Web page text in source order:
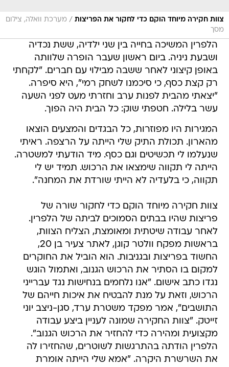
צוות חקירה מיוחד הוקם כדי לחקור את הפריצות / מערכת וואלה, צילום
מסך
הלפרין המשיכה בחייה בין שני ילדיה, ששת נכדיה
ושבעת ניניה. ביום ראשון שעבר הופרה שלוותה
באופן קיצוני לאחר ששבה מבילוי עם חברים. "לקחתי
רק קצת כסף, כי סיכמנו לשחק רמי", היא סיפרה.
"יצאתי מהבית לפנות ערב וחזרתי מעט לפני השעה
עשר בלילה. חטפתי שוק: כל הבית היה הפוך.
המגירות היו מפוזרות, כל הבגדים והמצעים הוצאו
מהארון. תכולת התיק שלי הייתה על הרצפה. ראיתי
שנעלמו לי תכשיטים וגם כסף. מיד הודעתי למשטרה.
הייתה לי תקווה שימצאו את הרכוש. תמיד יש לי
תקווה, כי בלעדיה לא הייתי שורדת את המחנה".
צוות חקירה מיוחד הוקם כדי לחקור שורה של
פריצות שהיו בבתים הסמוכים לביתה של הלפרין.
לאחר עבודה שיטתית ומאומצת, הצליח הצוות,
בראשות מפקח וולטר קוגן, לאתר צעיר בן 20,
החשוד בפריצות ובגניבות. הוא הוביל את החוקרים
למקום בו הסתיר את הרכוש הגנוב, ואתמול הוגש
נגדו כתב אישום. "אנו נלחמים בנחישות נגד עברייני
הרכוש, וזאת על מנת להבטיח את איכות חייהם של
התושבים", אמר מפקד משטרת ערד, סגן-ניצב יוני
זייטק. "צוות החקירה שמונה לעניין ביצע עבודה
מקצועית ומהירה כדי להחזיר את הרכוש הגנוב".
הלפרין הודתה בהתרגשות לשוטרים, שהחזירו לה
את השרשרת היקרה. "אמא שלי הייתה אומרת